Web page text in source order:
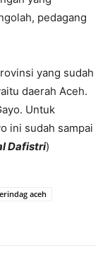
pedagang
yang sudah
daerah Aceh.
Untuk
ini sudah sampai
Dafistri)
aceh